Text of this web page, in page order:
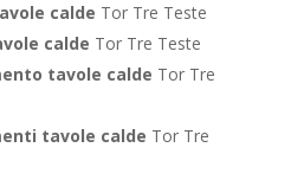
calde Tor Tre Teste
calde Tor Tre Teste
tavole calde Tor Tre
tavole calde Tor Tre